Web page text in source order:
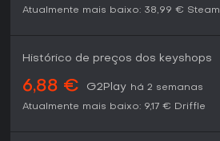
Atualmente mais baixo: 38,99 € Steam
Histórico de preços dos keyshops
6,88 € G2Play há 2 semanas
Atualmente mais baixo: 9,17 € Driffle